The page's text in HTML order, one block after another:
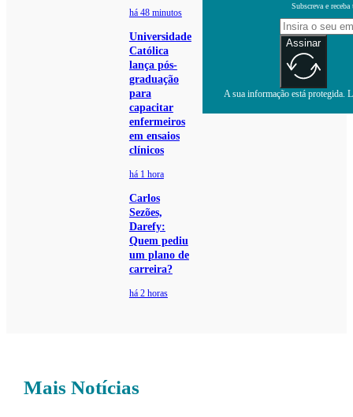
há 48 minutos
Universidade
Católica
lança pós-
graduação
para
capacitar
enfermeiros
em ensaios
clínicos
há 1 hora
Carlos
Sezões,
Darefy:
Quem pediu
um plano de
carreira?
há 2 horas
Subscreva e
Assinar
A sua informação está protegida.
Mais Notícias